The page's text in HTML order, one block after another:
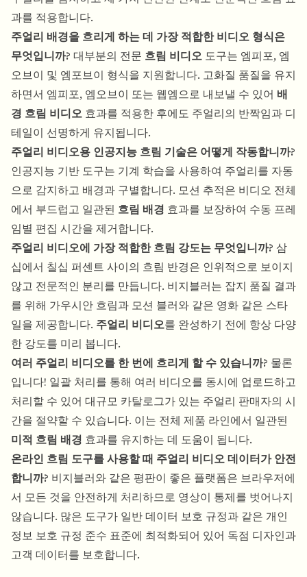
과를 적용합니다.
주얼리 배경을 흐리게 하는 데 가장 적합한 비디오 형식은
무엇입니까? 대부분의 전문 흐림 비디오 도구는 엠피포, 엠
오브이 및 엠포브이 형식을 지원합니다. 고화질 품질을 유지
하면서 엠피포, 엠오브이 또는 웹엠으로 내보낼 수 있어 배
경 흐림 비디오 효과를 적용한 후에도 주얼리의 반짝임과 디
테일이 선명하게 유지됩니다.
주얼리 비디오용 인공지능 흐림 기술은 어떻게 작동합니까?
인공지능 기반 도구는 기계 학습을 사용하여 주얼리를 자동
으로 감지하고 배경과 구별합니다. 모션 추적은 비디오 전체
에서 부드럽고 일관된 흐림 배경 효과를 보장하여 수동 프레
임별 편집 시간을 제거합니다.
주얼리 비디오에 가장 적합한 흐림 강도는 무엇입니까? 삼
십에서 칠십 퍼센트 사이의 흐림 반경은 인위적으로 보이지
않고 전문적인 분리를 만듭니다. 비지블러는 잡지 품질 결과
를 위해 가우시안 흐림과 모션 블러와 같은 영화 같은 스타
일을 제공합니다. 주얼리 비디오를 완성하기 전에 항상 다양
한 강도를 미리 봅니다.
여러 주얼리 비디오를 한 번에 흐리게 할 수 있습니까? 물론
입니다! 일괄 처리를 통해 여러 비디오를 동시에 업로드하고
처리할 수 있어 대규모 카탈로그가 있는 주얼리 판매자의 시
간을 절약할 수 있습니다. 이는 전체 제품 라인에서 일관된
미적 흐림 배경 효과를 유지하는 데 도움이 됩니다.
온라인 흐림 도구를 사용할 때 주얼리 비디오 데이터가 안전
합니까? 비지블러와 같은 평판이 좋은 플랫폼은 브라우저에
서 모든 것을 안전하게 처리하므로 영상이 통제를 벗어나지
않습니다. 많은 도구가 일반 데이터 보호 규정과 같은 개인
정보 보호 규정 준수 표준에 최적화되어 있어 독점 디자인과
고객 데이터를 보호합니다.